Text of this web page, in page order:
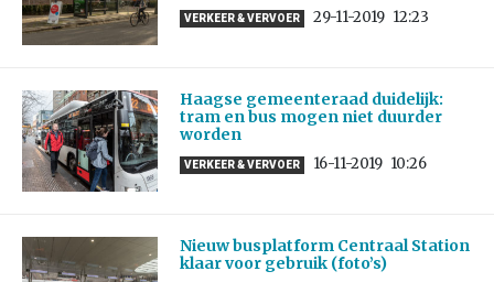
VERKEER & VERVOER 29-11-2019 12:23
Haagse gemeenteraad duidelijk:
tram en bus mogen niet duurder
worden
VERKEER & VERVOER 16-11-2019 10:26
Nieuw busplatform Centraal Station
klaar voor gebruik (foto’s)